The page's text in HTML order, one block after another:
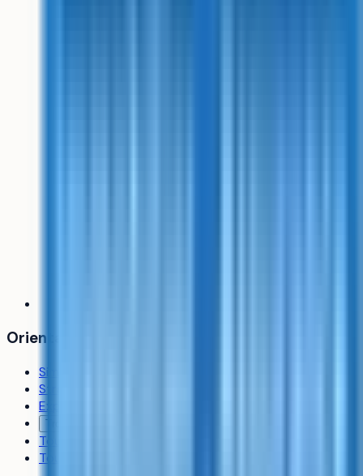
Orientation
Simulateur d’admission
Stratégie de vœux
Explorer les formations
Trouver un coach
Toutes les formations
Tous les établissements